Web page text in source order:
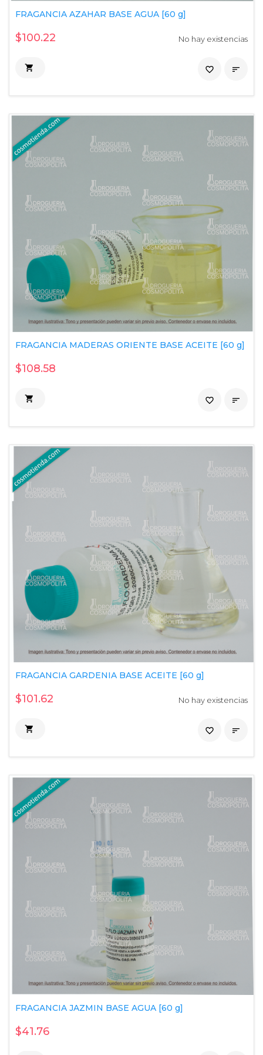
FRAGANCIA AZAHAR BASE AGUA [60 g]
$100.22 No hay existencias
 
favorite_border
FRAGANCIA MADERAS ORIENTE BASE ACEITE [60 g]
$108.58
 
favorite_border
FRAGANCIA GARDENIA BASE ACEITE [60 g]
$101.62 No hay existencias
 
favorite_border
FRAGANCIA JAZMIN BASE AGUA [60 g]
$41.76